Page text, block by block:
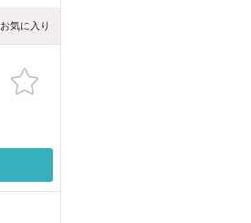
お気に入り